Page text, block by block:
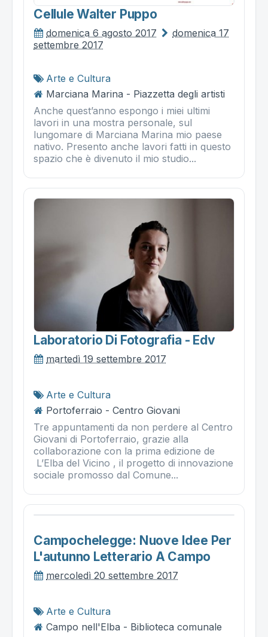
Cellule Walter Puppo
domenica 6 agosto 2017
domenica 17
settembre 2017
Arte e Cultura
Marciana Marina - Piazzetta degli artisti
Anche quest’anno espongo i miei ultimi
lavori in una mostra personale, sul
lungomare di Marciana Marina mio paese
nativo. Presento anche lavori fatti in questo
spazio che è divenuto il mio studio...
Laboratorio Di Fotografia - Edv
martedì 19 settembre 2017
Arte e Cultura
Portoferraio - Centro Giovani
Tre appuntamenti da non perdere al Centro
Giovani di Portoferraio, grazie alla
collaborazione con la prima edizione de
L’Elba del Vicino , il progetto di innovazione
sociale promosso dal Comune...
Campochelegge: Nuove Idee Per
L'autunno Letterario A Campo
mercoledì 20 settembre 2017
Arte e Cultura
Campo nell'Elba - Biblioteca comunale